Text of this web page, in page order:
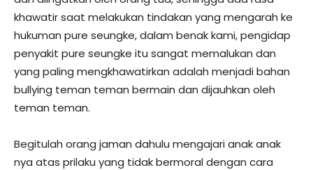
khawatir saat melakukan tindakan yang mengarah ke
hukuman pure seungke, dalam benak kami, pengidap
penyakit pure seungke itu sangat memalukan dan
yang paling mengkhawatirkan adalah menjadi bahan
bullying teman teman bermain dan dijauhkan oleh
teman teman.
Begitulah orang jaman dahulu mengajari anak anak
nya atas prilaku yang tidak bermoral dengan cara